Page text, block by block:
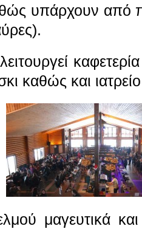
υπάρχουν από
καθώς και
μαγευτικά